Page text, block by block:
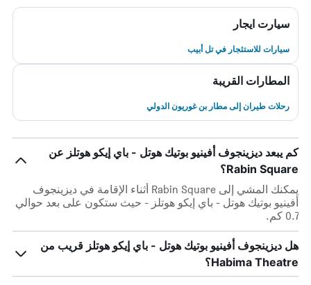
سيارت ايجار
سيارات للاستئجار في تل أبيب
المطارات القريبة
رحلات طيران إلى مطار بن غوريون الدولي
كم يبعد ديزينجوف أفينيو بوتيك هوتل - باي إيكو هوتلز عن
Rabin Square؟
يمكنك المشي إلى Rabin Square أثناء الإقامة في ديزينجوف
أفينيو بوتيك هوتل - باي إيكو هوتلز - حيث ستكون على بعد حوالي
0.7 كم.
هل ديزينجوف أفينيو بوتيك هوتل - باي إيكو هوتلز قريب من
Habima Theatre؟